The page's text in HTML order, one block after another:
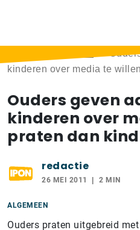
kinderen over media te
Ouders geven
kinderen over
praten dan
redactie
26 MEI 2011 2 MIN
ALGEMEEN
Ouders praten uitgebreid